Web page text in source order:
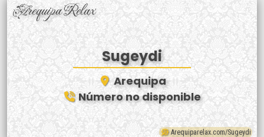
Arequipa Relax
Sugeydi
Arequipa
Número no disponible
Arequiparelax.com/Sugeydi